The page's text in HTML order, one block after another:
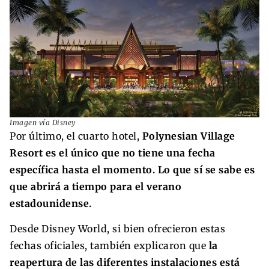
Imagen vía Disney
Por último, el cuarto hotel, Polynesian Village
Resort es el único que no tiene una fecha
específica hasta el momento. Lo que sí se sabe es
que abrirá a tiempo para el verano
estadounidense.
Desde Disney World, si bien ofrecieron estas
fechas oficiales, también explicaron que la
reapertura de las diferentes instalaciones está